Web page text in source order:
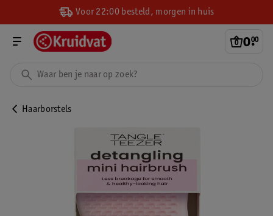
Voor 22:00 besteld, morgen in huis
0.
00
Haarborstels